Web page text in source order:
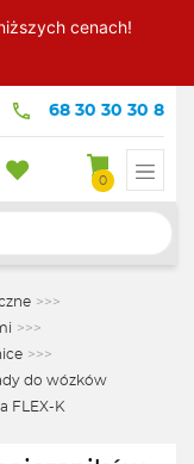
cenach!
68 30 30 30 8
0
>>>
>>>
>>>
do wózków
FLEX-K